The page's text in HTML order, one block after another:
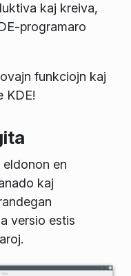
kaj kreiva,
programaro
funkciojn kaj
KDE!
en
kaj
versio estis